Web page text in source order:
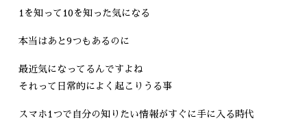
1を知って10を知った気になる
本当はあと9つもあるのに
最近気になってるんですよね
それって日常的によく起こりうる事
スマホ1つで自分の知りたい情報がすぐに手に入る時代